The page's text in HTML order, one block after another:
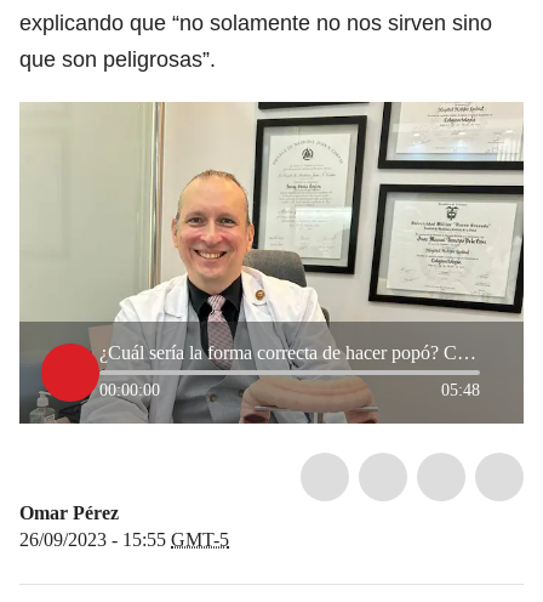
explicando que “no solamente no nos sirven sino
que son peligrosas”.
¿Cuál sería la forma correcta de hacer popó? Coloproctólogo responde
00:00:00 05:48
Omar Pérez
26/09/2023 - 15:55 GMT-5